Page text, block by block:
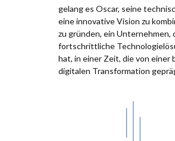
gelang es Oscar, seine
eine innovative Vision zu
zu gründen, ein Unternehmen,
fortschrittliche
hat, in einer Zeit, die von einer
digitalen Transformation